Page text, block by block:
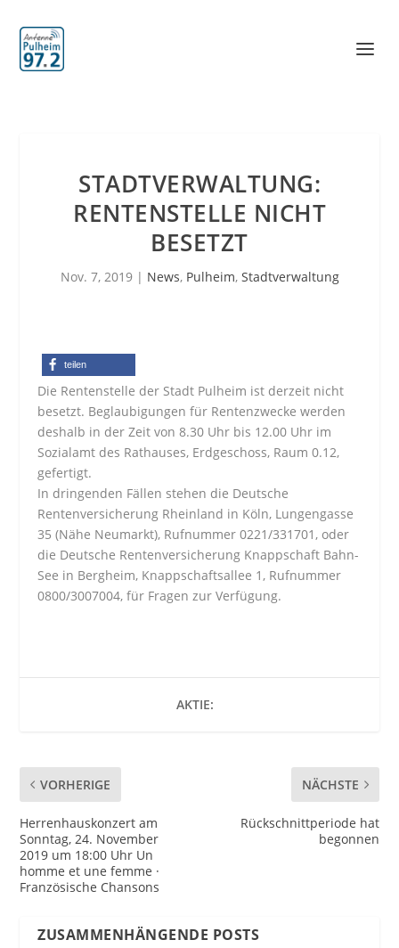
STADTVERWALTUNG:
RENTENSTELLE NICHT
BESETZT
Nov. 7, 2019| News, Pulheim, Stadtverwaltung
teilen
Die Rentenstelle der Stadt Pulheim ist derzeit nicht
besetzt. Beglaubigungen für Rentenzwecke werden
deshalb in der Zeit von 8.30 Uhr bis 12.00 Uhr im
Sozialamt des Rathauses, Erdgeschoss, Raum 0.12,
gefertigt.
In dringenden Fällen stehen die Deutsche
Rentenversicherung Rheinland in Köln, Lungengasse
35 (Nähe Neumarkt), Rufnummer 0221/331701, oder
die Deutsche Rentenversicherung Knappschaft Bahn-
See in Bergheim, Knappschaftsallee 1, Rufnummer
0800/3007004, für Fragen zur Verfügung.
AKTIE:
VORHERIGE
Herrenhauskonzert am
Sonntag, 24. November
2019 um 18:00 Uhr Un
homme et une femme ·
Französische Chansons
NÄCHSTE
Rückschnittperiode hat
begonnen
ZUSAMMENHÄNGENDE POSTS